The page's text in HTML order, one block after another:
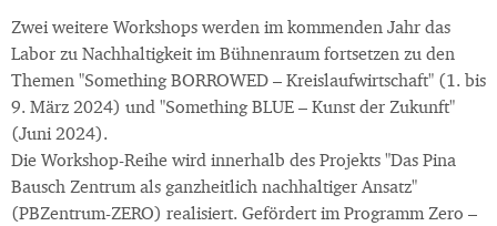
Zwei weitere Workshops werden im kommenden Jahr das
Labor zu Nachhaltigkeit im Bühnenraum fortsetzen zu den
Themen "Something BORROWED – Kreislaufwirtschaft" (1. bis
9. März 2024) und "Something BLUE – Kunst der Zukunft"
(Juni 2024).
Die Workshop-Reihe wird innerhalb des Projekts "Das Pina
Bausch Zentrum als ganzheitlich nachhaltiger Ansatz"
(PBZentrum-ZERO) realisiert. Gefördert im Programm Zero –